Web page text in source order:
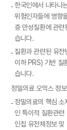
한국인에서 나타나
위험인자들에 영향
증 만성질환에 관
습니다.
질환과 관련된 유
이하 PRS) 기반 질
습니다.
정밀의료 오믹스 정
정밀의료의 핵심
인 특이적 질환관
인칩 유전체정보 및